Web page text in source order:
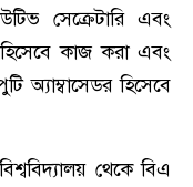
সেক্রেটারি এবং
হিসেবে কাজ করা এবং
অ্যাম্বাসেডর হিসেবে
থেকে বিএ